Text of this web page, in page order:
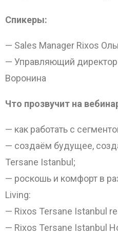
Спикеры:
— Sales Manager Rixos
— Управляющий
Воронина
Что прозвучит на
— как работать с
— создаём будущее,
Tersane Istanbul;
— роскошь и комфорт в
Living:
— Rixos Tersane Istanbul
— Rixos Tersane Istanbul